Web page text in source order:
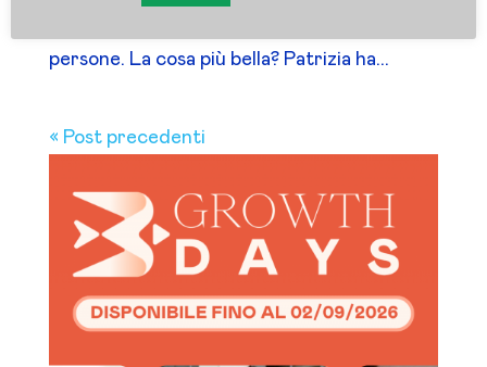
persone. La cosa più bella? Patrizia ha...
« Post precedenti